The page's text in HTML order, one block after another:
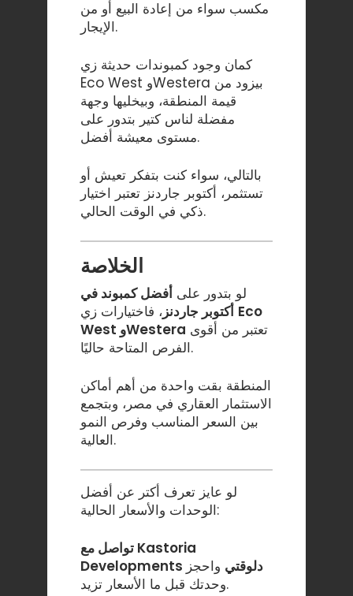
مكسب سواء من إعادة البيع أو من
الإيجار.
كمان وجود كمبوندات حديثة زي
Eco West وWestera بيزود من
قيمة المنطقة، وبيخليها وجهة
مفضلة لناس كتير بتدور على
مستوى معيشة أفضل.
بالتالي، سواء كنت بتفكر تعيش أو
تستثمر، أكتوبر جاردنز تعتبر اختيار
ذكي في الوقت الحالي.
الخلاصة
لو بتدور على أفضل كمبوند في
أكتوبر جاردنز Eco
West وWestera
الفرص المتاحة حاليًا.
المنطقة بقت واحدة من أهم أماكن
الاستثمار العقاري في مصر، وبتجمع
بين السعر المناسب وفرص النمو
العالية.
لو عايز تعرف أكتر عن أفضل
الوحدات والأسعار الحالية:
تواصل مع Kastoria
Developments دلوقتي واحجز
وحدتك قبل ما الأسعار تزيد.